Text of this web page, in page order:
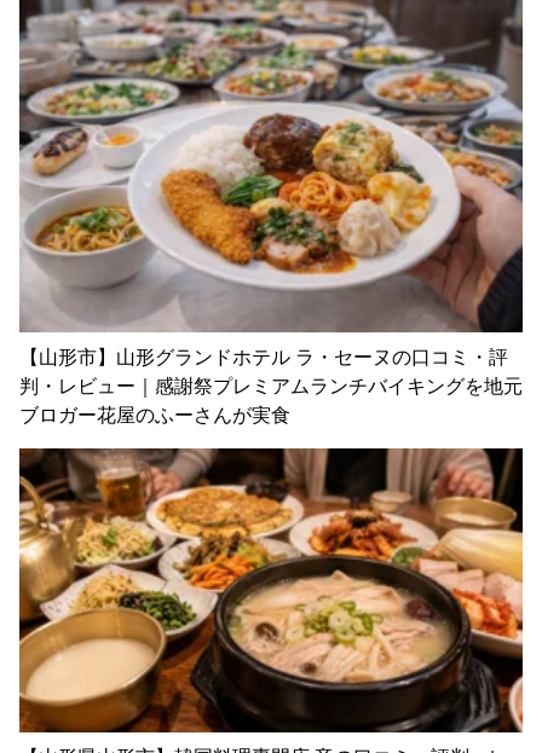
【山形市】山形グランドホテル ラ・セーヌの口コミ・評
判・レビュー｜感謝祭プレミアムランチバイキングを地元
ブロガー花屋のふーさんが実食